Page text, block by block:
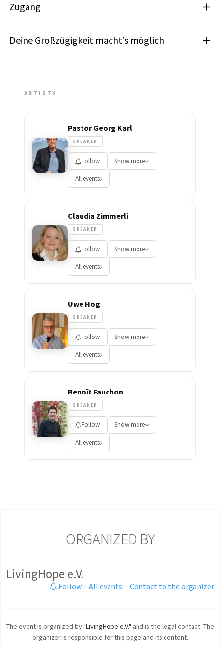
Zugang
Deine Großzügigkeit macht’s möglich
ARTISTS
Pastor Georg Karl
SPEAKER
Follow Show more
All events
Claudia Zimmerli
SPEAKER
Follow Show more
All events
Uwe Hog
SPEAKER
Follow Show more
All events
Benoît Fauchon
SPEAKER
Follow Show more
All events
ORGANIZED BY
LivingHope e.V.
Follow · All events · Contact to the organizer
The event is organized by"LivingHope e.V." and is the legal contact. The
organizer is responsible for this page and its content.